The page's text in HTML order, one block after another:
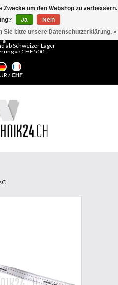
Mein Konto / Kundenkonto anlegen
ab Schweizer Lager
ab CHF 500.-
/CHF
Zwecke um den Webshop zu verbessern.
Ja
Nein
Sie bitte unsere Datenschutzerklärung. »